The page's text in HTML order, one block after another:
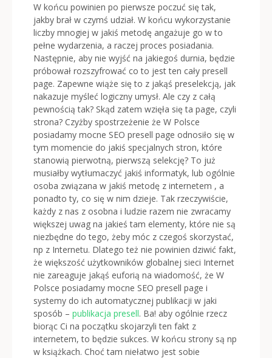
W końcu powinien po pierwsze poczuć się tak,
jakby brał w czymś udział. W końcu wykorzystanie
liczby mnogiej w jakiś metodę angażuje go w to
pełne wydarzenia, a raczej proces posiadania.
Następnie, aby nie wyjść na jakiegoś durnia, będzie
próbował rozszyfrować co to jest ten cały presell
page. Zapewne wiąże się to z jakąś preselekcją, jak
nakazuje myśleć logiczny umysł. Ale czy z całą
pewnością tak? Skąd zatem wzięła się ta page, czyli
strona? Czyżby spostrzeżenie że W Polsce
posiadamy mocne SEO presell page odnosiło się w
tym momencie do jakiś specjalnych stron, które
stanowią pierwotną, pierwszą selekcję? To już
musiałby wytłumaczyć jakiś informatyk, lub ogólnie
osoba związana w jakiś metodę z internetem , a
ponadto ty, co się w nim dzieje. Tak rzeczywiście,
każdy z nas z osobna i ludzie razem nie zwracamy
większej uwag na jakieś tam elementy, które nie są
niezbędne do tego, żeby móc z czegoś skorzystać,
np z Internetu. Dlatego też nie powinien dziwić fakt,
że większość użytkowników globalnej sieci Internet
nie zareaguje jakąś euforią na wiadomość, że W
Polsce posiadamy mocne SEO presell page i
systemy do ich automatycznej publikacji w jaki
sposób – publikacja presell. Ba! aby ogólnie rzecz
biorąc Ci na początku skojarzyli ten fakt z
internetem, to będzie sukces. W końcu strony są np
w książkach. Choć tam niełatwo jest sobie